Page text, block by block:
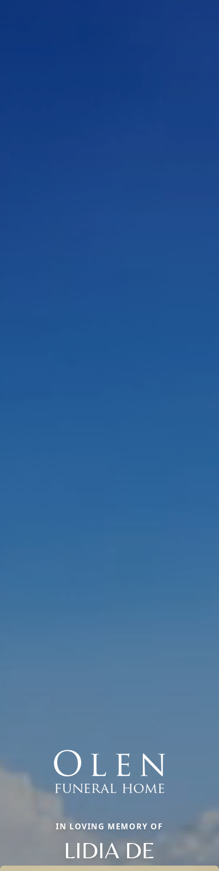
IN LOVING MEMORY OF
LIDIA DE